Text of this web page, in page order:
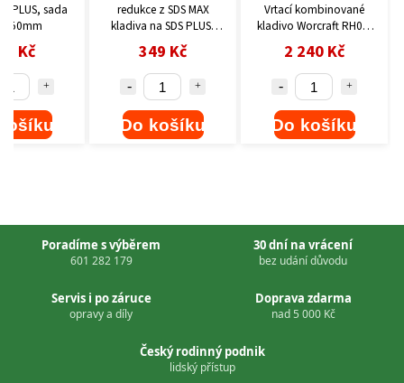
PLUS, sada
250mm
Kč
redukce z SDS MAX
kladiva na SDS PLUS,
225mm
349 Kč
Do košíku
Vrtací kombinované
kladivo Worcraft RH09-
26C SDS plus 820W s
vyměnitelnou hlavou
113387
2 240 Kč
Do košíku
Poradíme s výběrem
601 282 179
30 dní na vrácení
bez udání důvodu
Servis i po záruce
opravy a díly
Doprava zdarma
nad 5 000 Kč
Český rodinný podnik
lidský přístup